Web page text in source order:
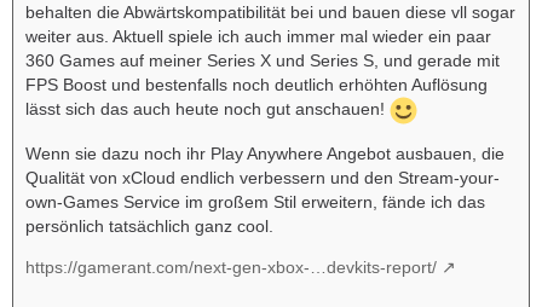
behalten die Abwärtskompatibilität bei und bauen diese vll sogar
weiter aus. Aktuell spiele ich auch immer mal wieder ein paar
360 Games auf meiner Series X und Series S, und gerade mit
FPS Boost und bestenfalls noch deutlich erhöhten Auflösung
lässt sich das auch heute noch gut anschauen!
Wenn sie dazu noch ihr Play Anywhere Angebot ausbauen, die
Qualität von xCloud endlich verbessern und den Stream-your-
own-Games Service im großem Stil erweitern, fände ich das
persönlich tatsächlich ganz cool.
https://gamerant.com/next-gen-xbox-…devkits-report/